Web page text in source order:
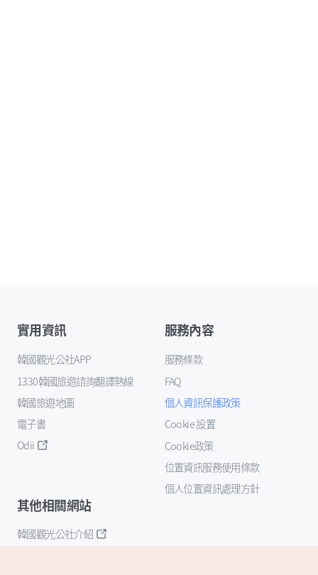
實用資訊
韓國觀光公社APP
1330韓國旅遊諮詢翻譯熱線
韓國旅遊地圖
電子書
Odii
服務內容
服務條款
FAQ
個人資訊保護政策
Cookie 設置
Cookie政策
位置資訊服務使用條款
個人位置資訊處理方針
其他相關網站
韓國觀光公社介紹